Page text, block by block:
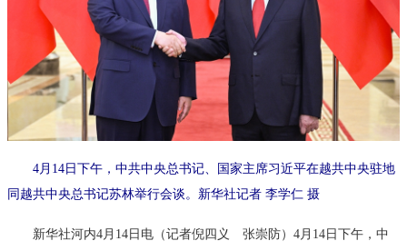
4月14日下午，中共中央总书记、国家主席习近平在越共中央驻地
同越共中央总书记苏林举行会谈。新华社记者 李学仁 摄
新华社河内4月14日电（记者倪四义 张崇防）4月14日下午，中